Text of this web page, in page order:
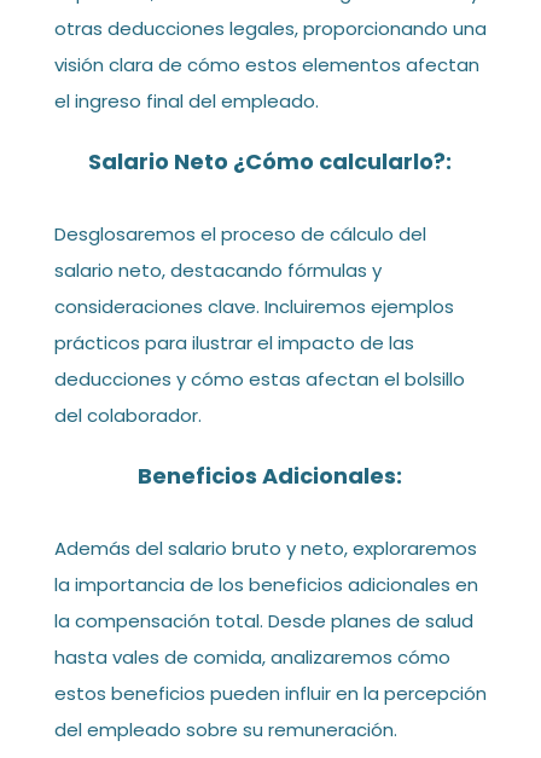
otras deducciones legales, proporcionando una
visión clara de cómo estos elementos afectan
el ingreso final del empleado.
Salario Neto ¿Cómo calcularlo?:
Desglosaremos el proceso de cálculo del
salario neto, destacando fórmulas y
consideraciones clave. Incluiremos ejemplos
prácticos para ilustrar el impacto de las
deducciones y cómo estas afectan el bolsillo
del colaborador.
Beneficios Adicionales:
Además del salario bruto y neto, exploraremos
la importancia de los beneficios adicionales en
la compensación total. Desde planes de salud
hasta vales de comida, analizaremos cómo
estos beneficios pueden influir en la percepción
del empleado sobre su remuneración.